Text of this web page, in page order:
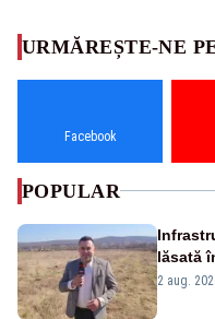
URMĂREȘTE-NE
Facebook
POPULAR
lăsată
2 aug.